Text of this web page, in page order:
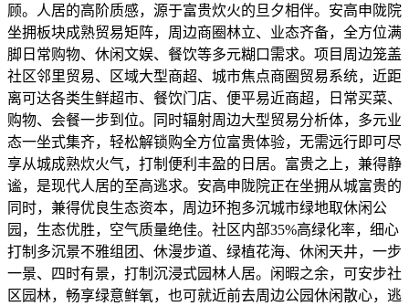
顾。人居的高阶质感，源于富贵炊火的旦夕相伴。安高申陇院
坐拥板块成熟贸易矩阵，周边商圈林立、业态齐备，全方位满
脚日常购物、休闲文娱、餐饮等多元糊口需求。项目周边笼盖
社区邻里贸易、区域大型商超、城市焦点商圈贸易系统，近距
离可达各类生鲜超市、餐饮门店、便平易近商超，日常买菜、
购物、会餐一步到位。同时辐射周边大型贸易分析体，多元业
态一坐式集齐，轻松解锁购全方位富贵体验，无需远行即可尽
享从城成熟炊火气，打制便利丰盈的日居。富贵之上，兼得静
谧，是现代人居的至高逃求。安高申陇院正在坐拥从城富贵的
同时，兼得优良生态资本，周边环抱多沉城市绿地取休闲公
园，生态优胜，空气质量绝佳。社区内部35%高绿化率，细心
打制多沉景不雅组团、休漫步道、绿植花海、休闲天井，一步
一景、四时有景，打制沉浸式园林人居。闲暇之余，可安步社
区园林，畅享绿意鲜氧，也可就近前去周边公园休闲散心，逃